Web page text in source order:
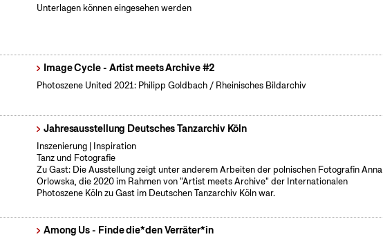
Unterlagen können eingesehen werden
Image Cycle - Artist meets Archive #2
Photoszene United 2021: Philipp Goldbach / Rheinisches Bildarchiv
Jahresausstellung Deutsches Tanzarchiv Köln
Inszenierung | Inspiration
Tanz und Fotografie
Zu Gast: Die Ausstellung zeigt unter anderem Arbeiten der polnischen Fotografin Anna
Orlowska, die 2020 im Rahmen von "Artist meets Archive" der Internationalen
Photoszene Köln zu Gast im Deutschen Tanzarchiv Köln war.
Among Us - Finde die*den Verräter*in